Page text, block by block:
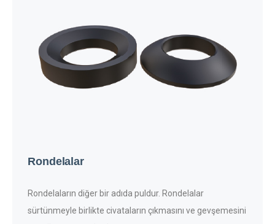
Rondelalar
Rondelaların diğer bir adıda puldur. Rondelalar
sürtünmeyle birlikte civataların çıkmasını ve gevşemesini